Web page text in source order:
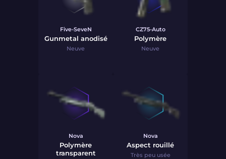
Five-SeveN
Gunmetal anodisé
Neuve
CZ75-Auto
Polymère
Neuve
Nova
Polymère
transparent
Nova
Aspect rouillé
Très peu usée